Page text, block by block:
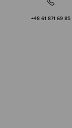
+48 61 871 69 85